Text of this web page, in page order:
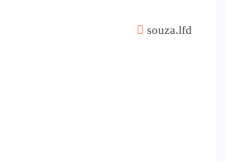
souza.lfd